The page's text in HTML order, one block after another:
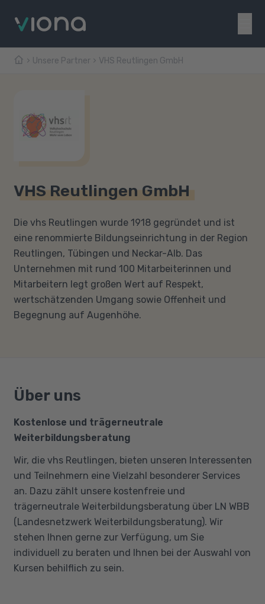
Unsere Partner VHS Reutlingen GmbH
VHS Reutlingen GmbH
Die vhs Reutlingen wurde 1918 gegründet und ist
eine renommierte Bildungseinrichtung in der Region
Reutlingen, Tübingen und Neckar-Alb. Das
Unternehmen mit rund 100 Mitarbeiterinnen und
Mitarbeitern legt großen Wert auf Respekt,
wertschätzenden Umgang sowie Offenheit und
Begegnung auf Augenhöhe.
Über uns
Kostenlose und trägerneutrale
Weiterbildungsberatung
Wir, die vhs Reutlingen, bieten unseren Interessenten
und Teilnehmern eine Vielzahl besonderer Services
an. Dazu zählt unsere kostenfreie und
trägerneutrale Weiterbildungsberatung über LN WBB
(Landesnetzwerk Weiterbildungsberatung). Wir
stehen Ihnen gerne zur Verfügung, um Sie
individuell zu beraten und Ihnen bei der Auswahl von
Kursen behilflich zu sein.